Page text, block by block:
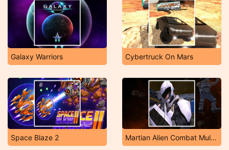
Galaxy Warriors Cybertruck On Mars
Space Blaze 2 Martian Alien Combat Multiplayer